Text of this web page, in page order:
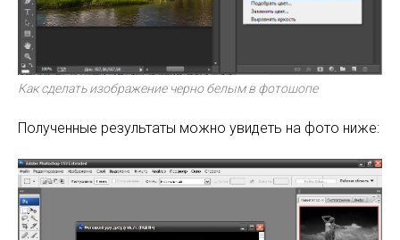
Как сделать изображение черно белым в фотошопе
Полученные результаты можно увидеть на фото ниже: